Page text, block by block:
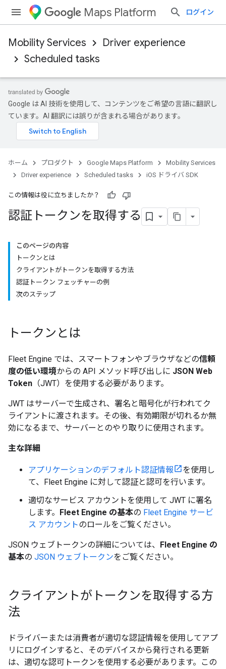
Maps Platform ログイン
Mobility Services
Driver experience
Scheduled tasks
Google は AI 技術を使用して、コンテンツをご希望の言語に翻訳し
ています。AI 翻訳には誤りが含まれる場合があります。
ホーム プロダクト Google Maps Platform
Mobility Services
Driver experience
Scheduled tasks iOS ドライバ SDK
この情報は役に立ちましたか？
認証トークンを取得する
このページの内容
トークンとは
クライアントがトークンを取得する方法
認証トークン フェッチャーの例
次のステップ
トークンとは
Fleet Engine では、スマートフォンやブラウザなどの信頼
度の低い環境からの API メソッド呼び出しに JSON Web
Token （JWT）を使用する必要があります。
JWT はサーバーで生成され、署名と暗号化が行われてク
ライアントに渡されます。その後、有効期限が切れるか無
効になるまで、サーバーとのやり取りに使用されます。
主な詳細
アプリケーションのデフォルト認証情報
を使用し
て、Fleet Engine に対して認証と認可を行います。
適切なサービス アカウントを使用して JWT に署名
します。 Fleet Engine の基本の Fleet Engine サービ
ス アカウントのロールをご覧ください。
JSON ウェブトークンの詳細については、 Fleet Engine の
基本の JSON ウェブトークンをご覧ください。
クライアントがトークンを取得する方
法
ドライバーまたは消費者が適切な認証情報を使用してアプ
リにログインすると、そのデバイスから発行される更新
は、適切な認可トークンを使用する必要があります。この